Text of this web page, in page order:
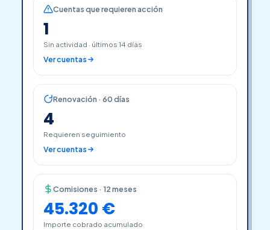
Cuentas que requieren acción
1
Sin actividad · últimos 14 días
Ver cuentas
Renovación · 60 días
4
Requieren seguimiento
Ver cuentas
Comisiones · 12 meses
45.320 €
Importe cobrado acumulado